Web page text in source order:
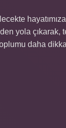
yola
daha